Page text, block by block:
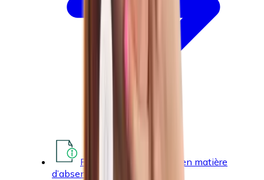
Politique et procédures en matière
d’absentéisme